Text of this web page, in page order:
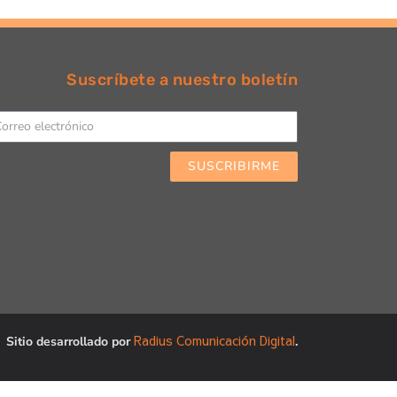
Suscríbete a nuestro boletín
SUSCRIBIRME
Sitio desarrollado porRadius Comunicación Digital.